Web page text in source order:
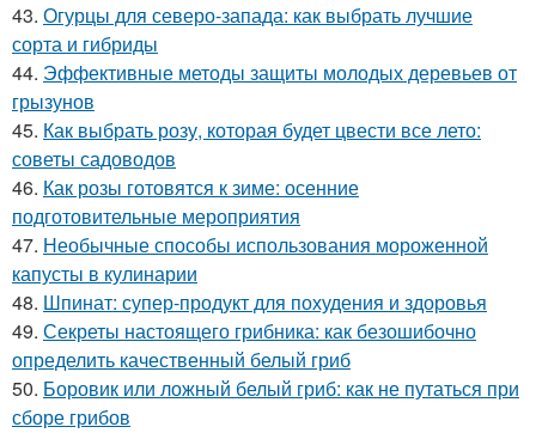
43. Огурцы для северо-запада: как выбрать лучшие
сорта и гибриды
44. Эффективные методы защиты молодых деревьев от
грызунов
45. Как выбрать розу, которая будет цвести все лето:
советы садоводов
46. Как розы готовятся к зиме: осенние
подготовительные мероприятия
47. Необычные способы использования мороженной
капусты в кулинарии
48. Шпинат: супер-продукт для похудения и здоровья
49. Секреты настоящего грибника: как безошибочно
определить качественный белый гриб
50. Боровик или ложный белый гриб: как не путаться при
сборе грибов